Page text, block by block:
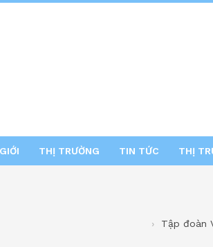
THỊ TRƯỜNG TIN TỨC THỊ
Tập đoàn